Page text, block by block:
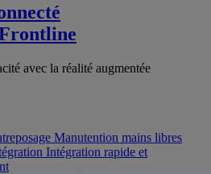
avec la réalité augmentée
Manutention mains libres
Intégration rapide et